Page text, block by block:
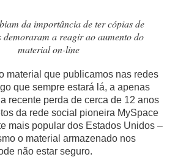
da importância de ter cópias de
demoraram a reagir ao aumento do
material on-line
material que publicamos nas redes
que sempre estará lá, a apenas
recente perda de cerca de 12 anos
da rede social pioneira MySpace
mais popular dos Estados Unidos –
o material armazenado nos
não estar seguro.